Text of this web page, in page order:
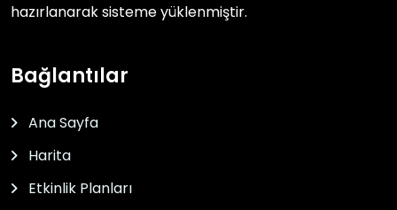
hazırlanarak sisteme yüklenmiştir.
Bağlantılar
Ana Sayfa
Harita
Etkinlik Planları